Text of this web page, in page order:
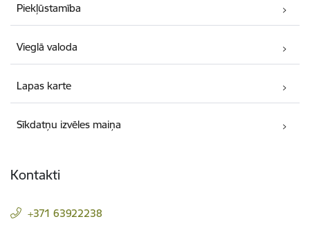
Piekļūstamība
Vieglā valoda
Lapas karte
Sīkdatņu izvēles maiņa
Kontakti
+371 63922238